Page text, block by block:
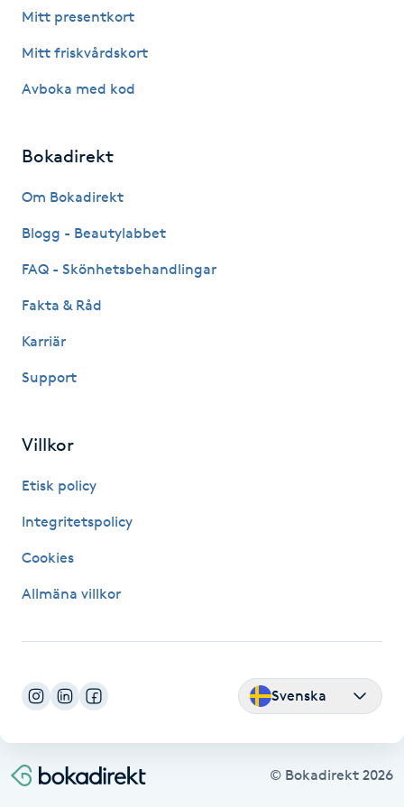
Hot Stone Massage
Hot yoga
Huduppstramning
Hyaluronsyra
Hyperhidros
Hårförlängning
Hårvård
IPL
Mitt presentkort
Mitt friskvårdskort
Avboka med kod
Bokadirekt
Om Bokadirekt
Blogg - Beautylabbet
FAQ - Skönhetsbehandlingar
Fakta & Råd
Karriär
Support
Villkor
Etisk policy
Integritetspolicy
Cookies
Allmäna villkor
Svenska
© Bokadirekt 2026